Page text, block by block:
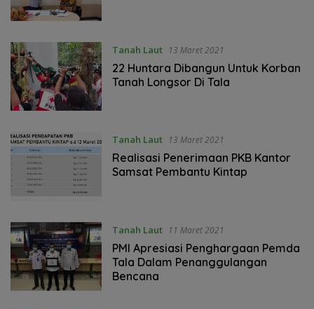
Tanah Laut 13 Maret 2021
22 Huntara Dibangun Untuk Korban
Tanah Longsor Di Tala
Tanah Laut 13 Maret 2021
Realisasi Penerimaan PKB Kantor
Samsat Pembantu Kintap
Tanah Laut 11 Maret 2021
PMI Apresiasi Penghargaan Pemda
Tala Dalam Penanggulangan
Bencana